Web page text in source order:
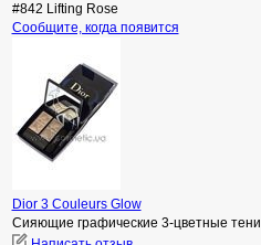
#842 Lifting Rose
Сообщите, когда появится
Dior 3 Couleurs Glow
Сияющие графические 3-цветные тени